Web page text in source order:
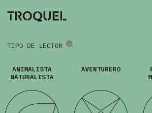
TIPO DE LECTOR
ANIMALISTA
NATURALISTA
AVENTURERO